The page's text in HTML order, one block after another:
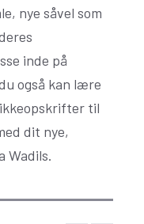
nye såvel som
inde på
også kan lære
til
dit nye,
Wadils.